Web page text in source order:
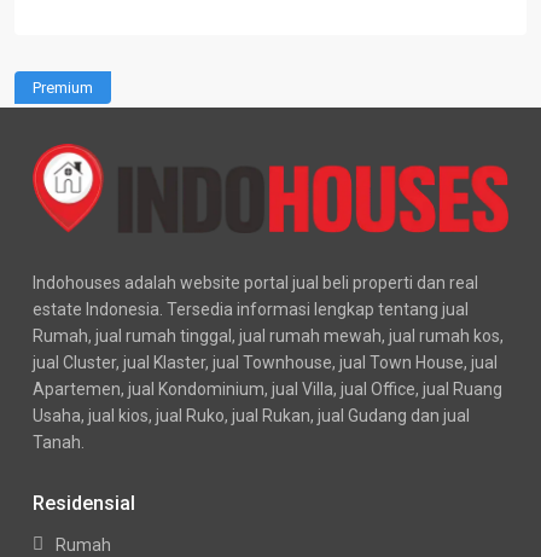
Premium
Indohouses adalah website portal jual beli properti dan real
estate Indonesia. Tersedia informasi lengkap tentang jual
Rumah, jual rumah tinggal, jual rumah mewah, jual rumah kos,
jual Cluster, jual Klaster, jual Townhouse, jual Town House, jual
Apartemen, jual Kondominium, jual Villa, jual Office, jual Ruang
Usaha, jual kios, jual Ruko, jual Rukan, jual Gudang dan jual
Tanah.
Residensial
Rumah